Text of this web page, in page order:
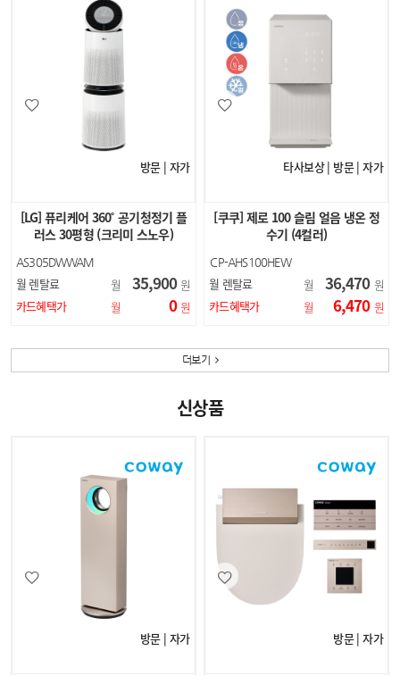
방문 | 자가
[LG] 퓨리케어 360˚ 공기청정기 플
러스 30평형 (크리미 스노우)
AS305DWWAM
월 렌탈료 월 35,900 원
카드혜택가
월 0 원
타사보상 | 방문 | 자가
[쿠쿠] 제로 100 슬림 얼음 냉온 정
수기 (4컬러)
CP-AHS100HEW
CP-AHS100HEBR
CP-AHS100HEB
월 렌탈료 월 36,470 원
카드혜택가
월 6,470 원
더보기
신상품
방문 | 자가 방문 | 자가